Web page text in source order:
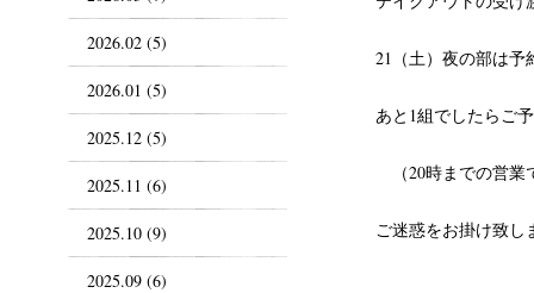
21（土）夜の部は予
あと1組でしたらご
（20時までの営業
ご迷惑をお掛け致し
2026.02 (5)
2026.01 (5)
2025.12 (5)
2025.11 (6)
2025.10 (9)
2025.09 (6)